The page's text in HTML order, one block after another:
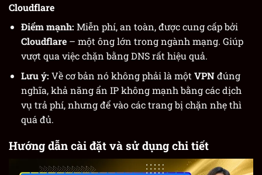
Cloudflare
Điểm mạnh: Miễn phí, an toàn, được cung cấp bởi
Cloudflare– một ông lớn trong ngành mạng. Giúp
vượt qua việc chặn bằng DNS rất hiệu quả.
Lưu ý: Về cơ bản nó không phải là mộtVPNđúng
nghĩa, khả năng ẩn IP không mạnh bằng các dịch
vụ trả phí, nhưng để vào các trang bị chặn nhẹ thì
quá đủ.
Hướng dẫn cài đặt và sử dụng chi tiết